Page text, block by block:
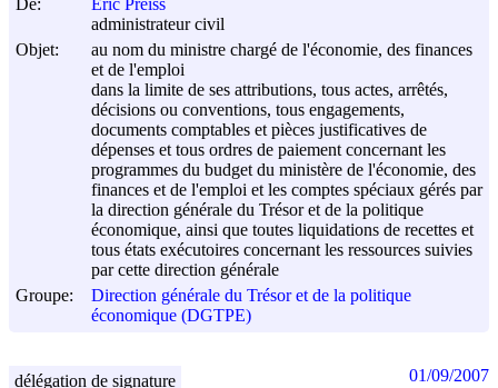
De:
Eric Preiss
administrateur civil
Objet:
au nom du ministre chargé de l'économie, des finances
et de l'emploi
dans la limite de ses attributions, tous actes, arrêtés,
décisions ou conventions, tous engagements,
documents comptables et pièces justificatives de
dépenses et tous ordres de paiement concernant les
programmes du budget du ministère de l'économie, des
finances et de l'emploi et les comptes spéciaux gérés par
la direction générale du Trésor et de la politique
économique, ainsi que toutes liquidations de recettes et
tous états exécutoires concernant les ressources suivies
par cette direction générale
Groupe:
Direction générale du Trésor et de la politique
économique (DGTPE)
délégation de signature 01/09/2007